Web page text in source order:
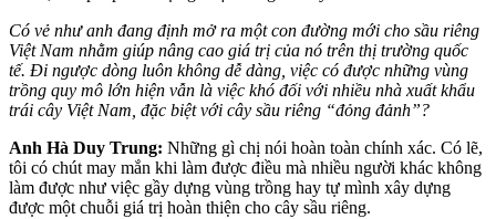
Có vẻ như anh đang định mở ra một con đường mới cho sầu riêng
Việt Nam nhằm giúp nâng cao giá trị của nó trên thị trường quốc
tế. Đi ngược dòng luôn không dễ dàng, việc có được những vùng
trồng quy mô lớn hiện vẫn là việc khó đối với nhiều nhà xuất khẩu
trái cây Việt Nam, đặc biệt với cây sầu riêng “đỏng đảnh”?
Anh Hà Duy Trung: Những gì chị nói hoàn toàn chính xác. Có lẽ,
tôi có chút may mắn khi làm được điều mà nhiều người khác không
làm được như việc gầy dựng vùng trồng hay tự mình xây dựng
được một chuỗi giá trị hoàn thiện cho cây sầu riêng.